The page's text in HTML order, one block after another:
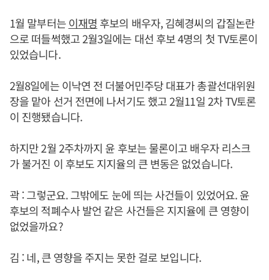
1월 말부터는이재명 후보의 배우자, 김혜경씨의 갑질논란
으로 떠들썩했고 2월3일에는 대선 후보 4명의 첫 TV토론이
있었습니다.
2월8일에는 이낙연 전 더불어민주당 대표가 총괄선대위원
장을 맡아 선거 전면에 나서기도 했고 2월11일 2차 TV토론
이 진행됐습니다.
하지만 2월 2주차까지 윤 후보는 물론이고 배우자 리스크
가 불거진 이 후보도 지지율의 큰 변동은 없었습니다.
곽 : 그렇군요. 그밖에도 눈에 띄는 사건들이 있었어요. 윤
후보의 적폐수사 발언 같은 사건들은 지지율에 큰 영향이
없었을까요?
김 : 네, 큰 영향을 주지는 못한 걸로 보입니다.